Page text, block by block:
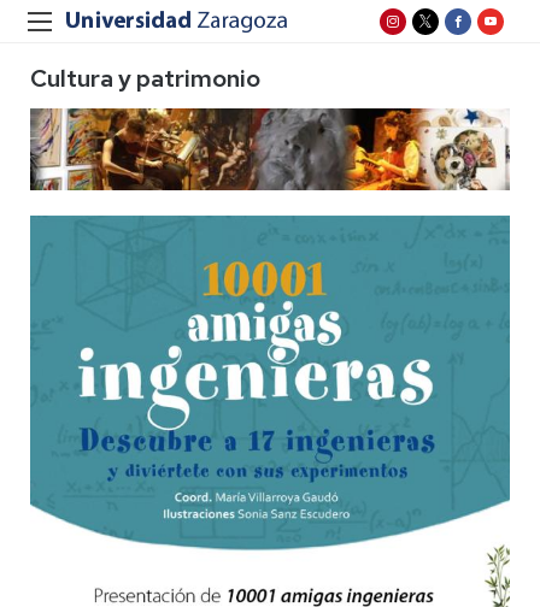
Cultura y patrimonio